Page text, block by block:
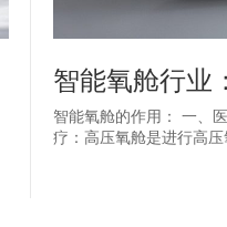
智能氧舱行业
智能氧舱的作用： 一、
疗：高压氧舱是进行高